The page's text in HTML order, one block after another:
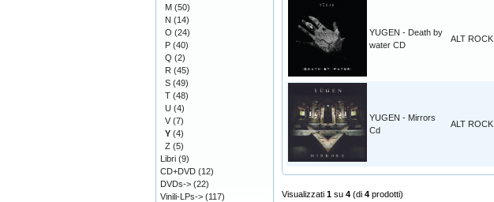
YUGEN - Death by
water CD
ALT ROCK
YUGEN - Mirrors
Cd
ALT ROCK
Visualizzati 1 su 4 (di 4 prodotti)
M (50)
N (14)
O (24)
P (40)
Q (2)
R (45)
S (49)
T (48)
U (4)
V (7)
Y (4)
Z (5)
Libri (9)
CD+DVD (12)
DVDs-> (22)
Vinili-LPs-> (117)